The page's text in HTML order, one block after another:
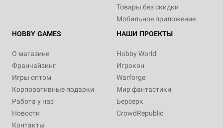
Товары без скидки
Мобильное приложение
HOBBY GAMES
О магазине
Франчайзинг
Игры оптом
Корпоративные подарки
Работа у нас
Новости
Контакты
НАШИ ПРОЕКТЫ
Hobby World
Игрокон
Warforge
Мир фантастики
Берсерк
CrowdRepublic